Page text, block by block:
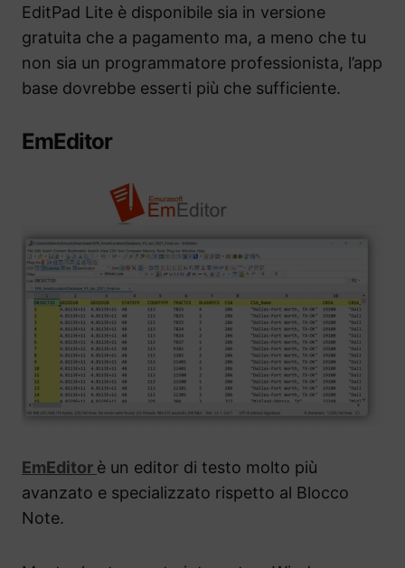
EditPad Lite è disponibile sia in versione
gratuita che a pagamento ma, a meno che tu
non sia un programmatore professionista, l’app
base dovrebbe esserti più che sufficiente.
EmEditor
EmEditor è un editor di testo molto più
avanzato e specializzato rispetto al Blocco
Note.